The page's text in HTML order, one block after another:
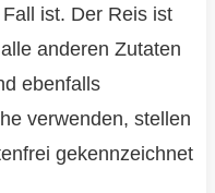
ist. Der Reis ist
anderen Zutaten
ebenfalls
verwenden, stellen
gekennzeichnet